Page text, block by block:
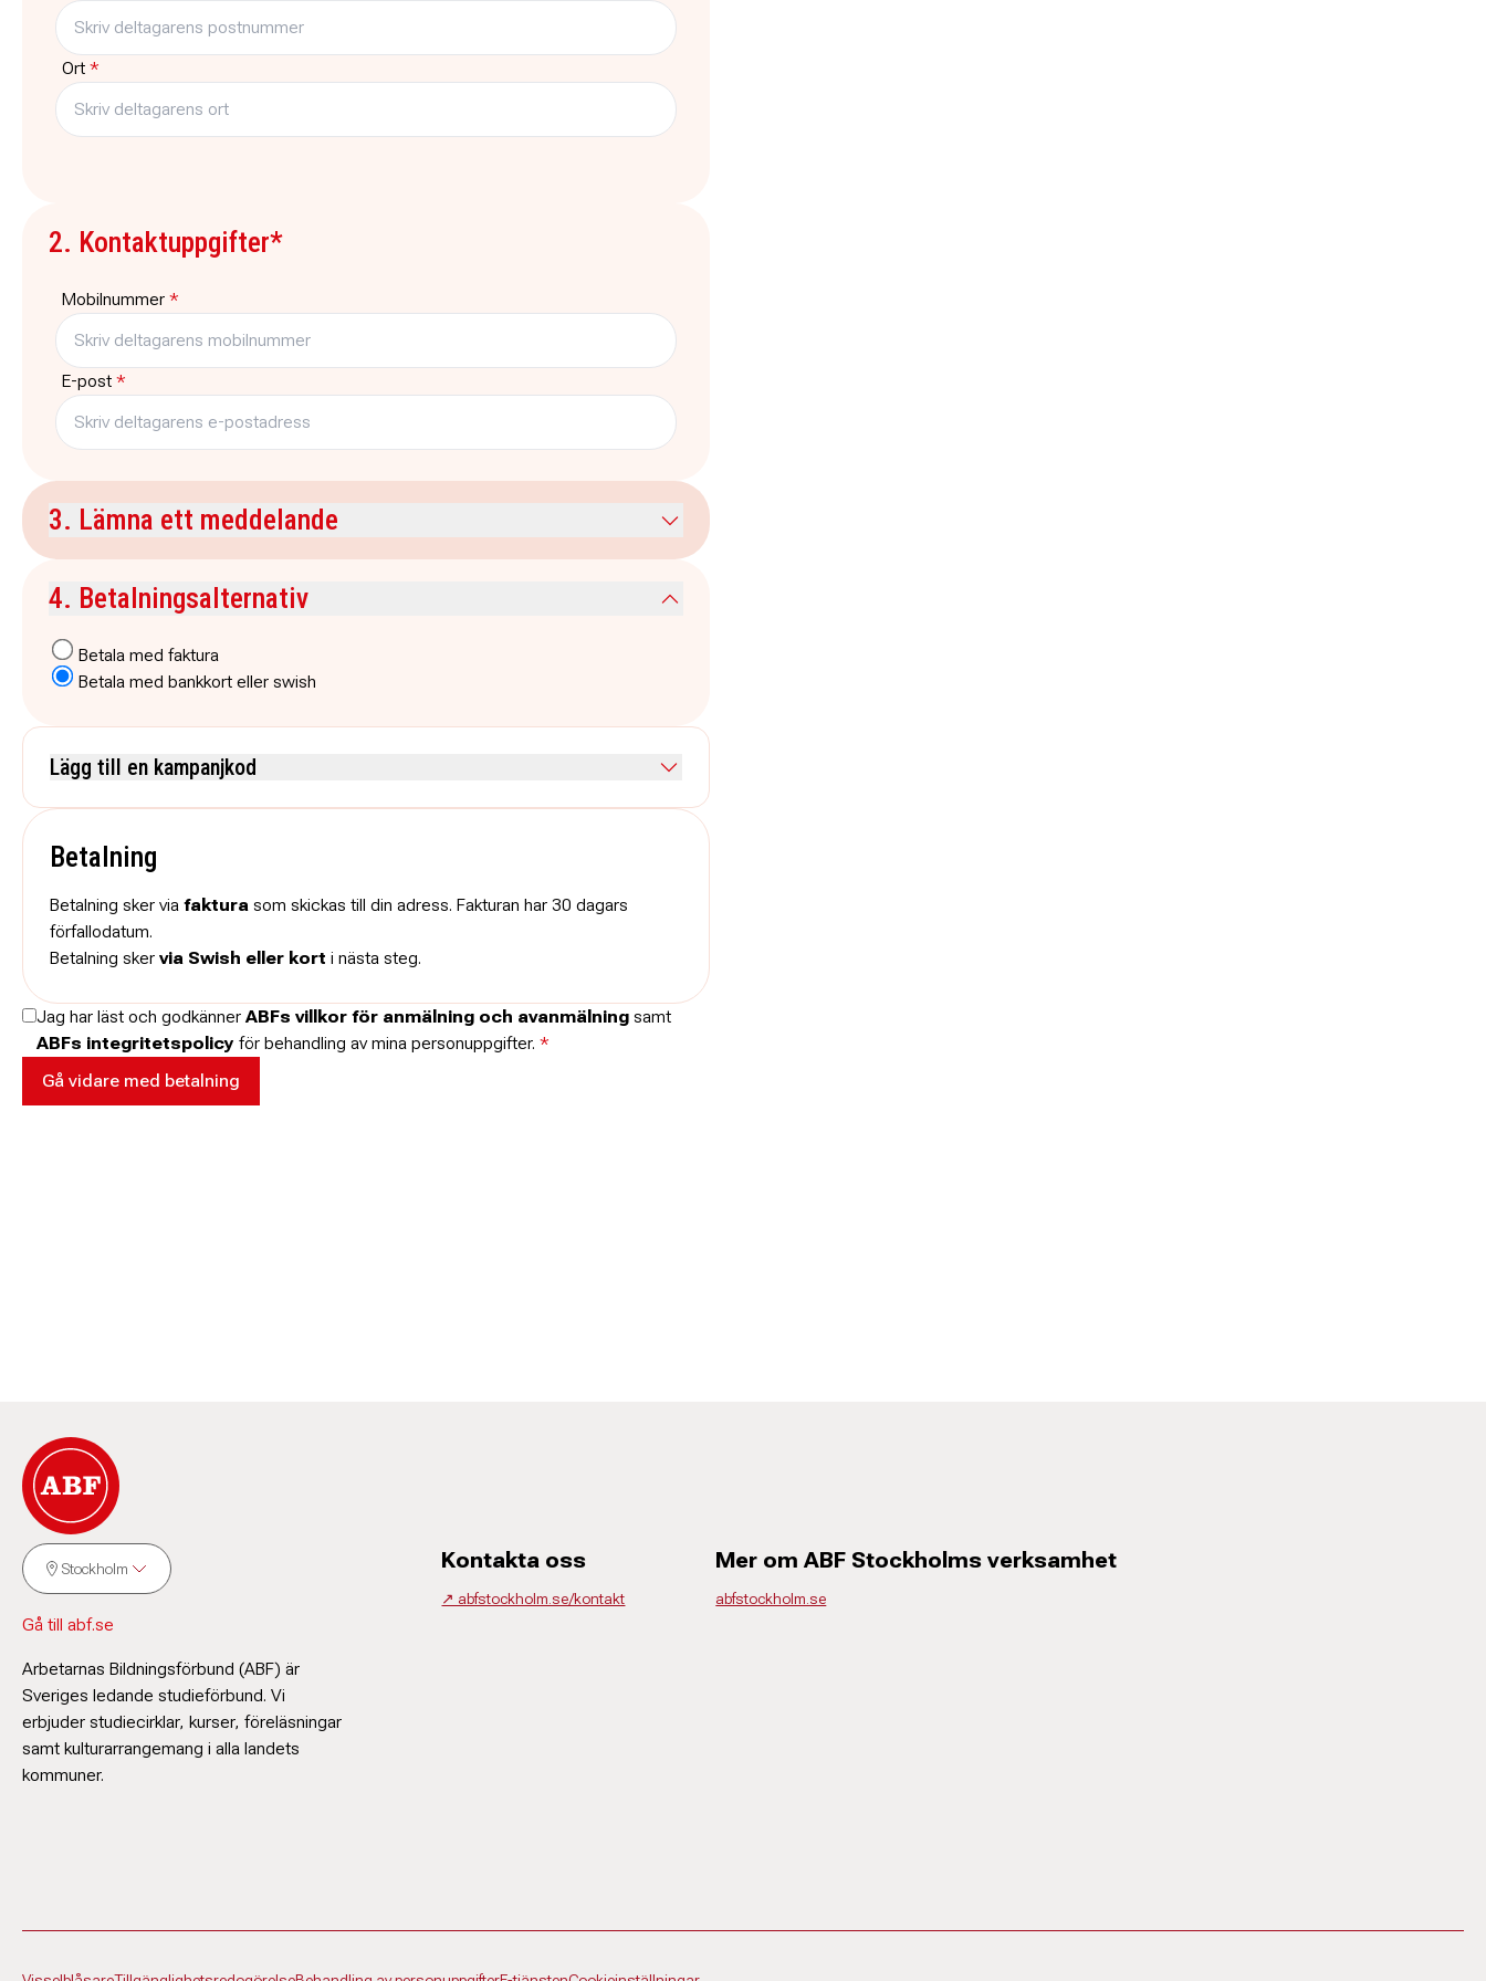
Ort *
2. Kontaktuppgifter*
Mobilnummer *
E-post *
3. Lämna ett meddelande
4. Betalningsalternativ
Betala med faktura
Betala med bankkort eller swish
Lägg till en kampanjkod
Betalning
Betalning sker via faktura som skickas till din adress. Fakturan har 30 dagars
förfallodatum.
Betalning sker via Swish eller kort i nästa steg.
Jag har läst och godkänner ABFs villkor för anmälning och avanmälning samt
ABFs integritetspolicy för behandling av mina personuppgifter. *
Stockholm
Gå till abf.se
Arbetarnas Bildningsförbund (ABF) är
Sveriges ledande studieförbund. Vi
erbjuder studiecirklar, kurser, föreläsningar
samt kulturarrangemang i alla landets
kommuner.
Kontakta oss
↗️ abfstockholm.se/kontakt
Mer om ABF Stockholms verksamhet
abfstockholm.se